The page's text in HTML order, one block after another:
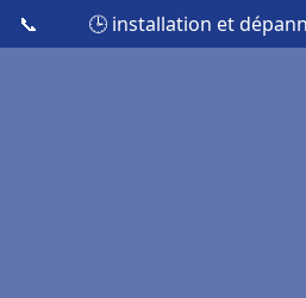
📞 🕒 installation et